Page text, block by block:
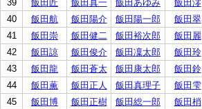
39 飯田匠 飯田真一 飯田あゆみ 飯田澪
40
飯田航 飯田陽介 飯田陽一郎 飯田翠
41
飯田崇 飯田健二 飯田裕次郎 飯田麗
42
飯田諒 飯田俊介 飯田凜太郎 飯田玲
43
飯田龍 飯田蒼太 飯田康太郎 飯田鈴
44
飯田薫 飯田正人 飯田真理子 飯田雫
45
飯田博 飯田正樹 飯田総一郎 飯田梢